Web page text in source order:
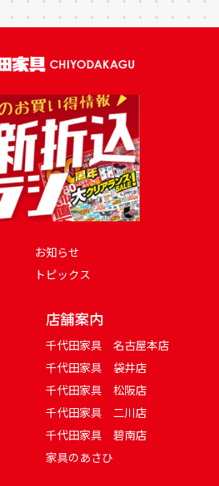
お知らせ
トピックス
店舗案内
千代田家具 名古屋本店
千代田家具 袋井店
千代田家具 松阪店
千代田家具 二川店
千代田家具 碧南店
家具のあさひ